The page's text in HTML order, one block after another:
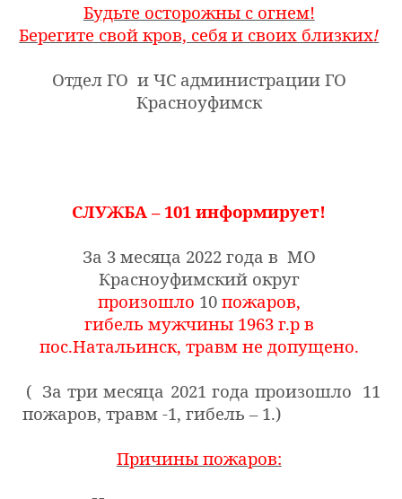
Будьте осторожны с огнем!
Берегите свой кров, себя и своих близких!
Отдел ГО и ЧС администрации ГО
Красноуфимск
СЛУЖБА – 101 информирует!
За 3 месяца 2022 года в МО
Красноуфимский округ
произошло 10пожаров,
гибель мужчины 1963 г.р в
пос.Натальинск, травм не допущено.
( За три месяца 2021 года произошло 11
пожаров, травм -1, гибель – 1.)
Причины пожаров: